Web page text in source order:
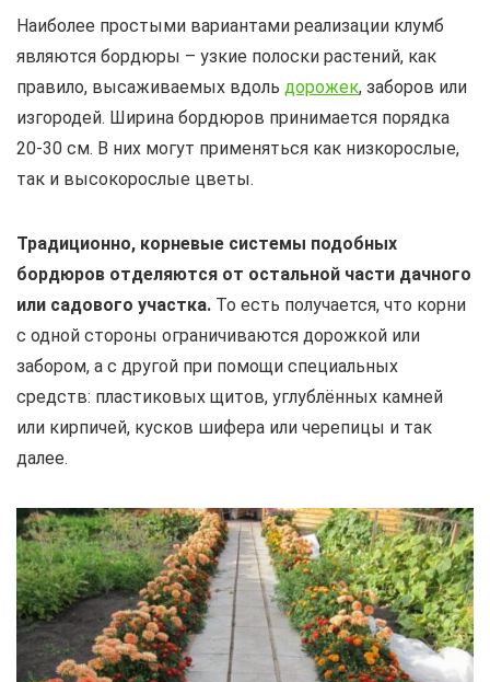
Наиболее простыми вариантами реализации клумб
являются бордюры – узкие полоски растений, как
правило, высаживаемых вдоль дорожек, заборов или
изгородей. Ширина бордюров принимается порядка
20-30 см. В них могут применяться как низкорослые,
так и высокорослые цветы.
Традиционно, корневые системы подобных
бордюров отделяются от остальной части дачного
или садового участка. То есть получается, что корни
с одной стороны ограничиваются дорожкой или
забором, а с другой при помощи специальных
средств: пластиковых щитов, углублённых камней
или кирпичей, кусков шифера или черепицы и так
далее.